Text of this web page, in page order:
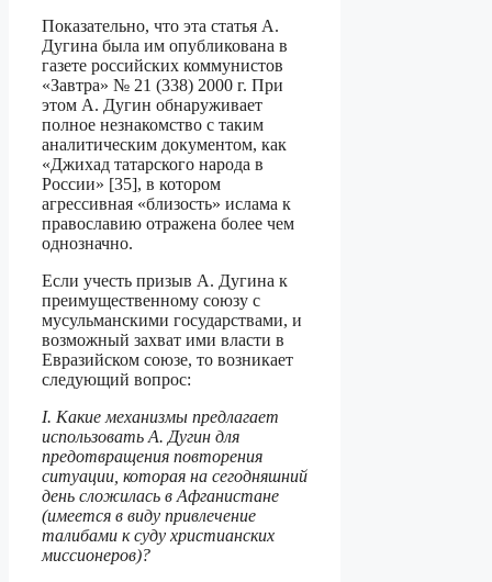
Показательно, что эта статья А.
Дугина была им опубликована в
газете российс­ких коммунистов
«Завтра» № 21 (338) 2000 г. При
этом А. Дугин обнаруживает
полное незнакомство с таким
аналитическим документом, как
«Джихад татарского народа в
России» [35], в котором
агрессивная «близость» ислама к
православию отра­жена более чем
однозначно.
Если учесть призыв А. Дугина к
преимущественному союзу с
мусульманскими государствами, и
возможный захват ими власти в
Евразийском союзе, то возникает
следующий вопрос:
I. Какие механизмы предлагает
использовать А. Дугин для
предотвращения повторе­ния
ситуации, которая на сегодняшний
день сложилась в Афганистане
(имеется в виду привлечение
талибами к суду христианских
миссионеров)?